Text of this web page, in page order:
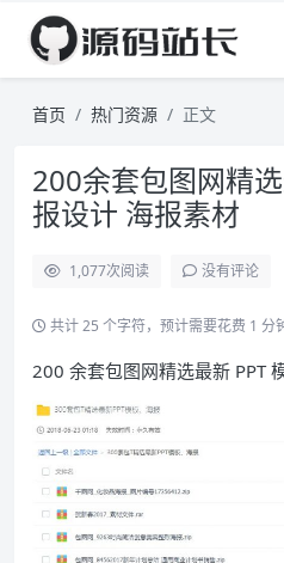
首页 热门资源 正文
200余套包图网精
报设计 海报素材
1,077次阅读 没有评论
共计 25 个字符，预计需要花费 1 分
200 余套包图网精选最新 PPT